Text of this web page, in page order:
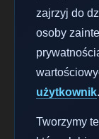
zajrzyj do
osoby
użytkownik.
Tworzymy